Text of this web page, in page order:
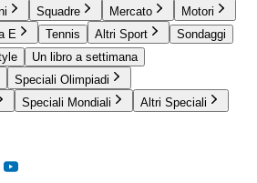
Squadre Mercato
Motori
E Tennis Altri Sport
Sondaggi
Un libro a settimana
Speciali Olimpiadi
Speciali Mondiali Altri Speciali